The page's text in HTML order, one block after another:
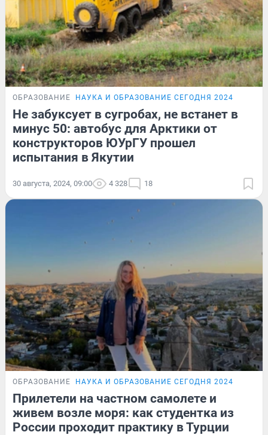
ОБРАЗОВАНИЕ НАУКА И ОБРАЗОВАНИЕ СЕГОДНЯ 2024
Не забуксует в сугробах, не встанет в
минус 50: автобус для Арктики от
конструкторов ЮУрГУ прошел
испытания в Якутии
30 августа, 2024, 09:00 4 328 18
ОБРАЗОВАНИЕ НАУКА И ОБРАЗОВАНИЕ СЕГОДНЯ 2024
Прилетели на частном самолете и
живем возле моря: как студентка из
России проходит практику в Турции